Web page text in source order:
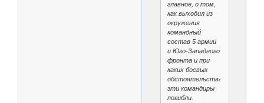
главное, о том,
как выходил из
окружения
командный
состав 5 армии
и Юго-Западного
фронта и при
каких боевых
обстоятельствах
эти командиры
погибли.